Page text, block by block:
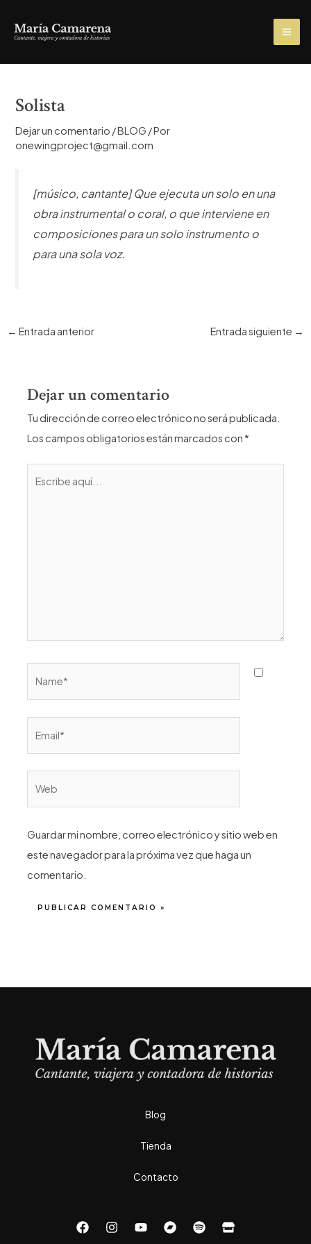
Solista
Dejar un comentario /BLOG / Por
onewingproject@gmail.com
[músico, cantante]Que ejecuta un solo en una
obra instrumental o coral, o que interviene en
composiciones para un solo instrumento o
para una sola voz.
Navegación
← Entrada anterior Entrada siguiente →
Dejar un comentario
Tu dirección de correo electrónico no será publicada.
Los campos obligatorios están marcados con*
Guardar mi nombre, correo electrónico y sitio web en
este navegador para la próxima vez que haga un
comentario.
Blog
Tienda
Contacto